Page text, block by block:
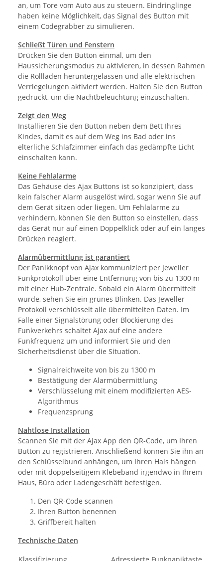
an, um Tore vom Auto aus zu steuern. Eindringlinge
haben keine Möglichkeit, das Signal des Button mit
einem Codegrabber zu simulieren.
Schließt Türen und Fenstern
Drücken Sie den Button einmal, um den
Haussicherungsmodus zu aktivieren, in dessen Rahmen
die Rollläden heruntergelassen und alle elektrischen
Verriegelungen aktiviert werden. Halten Sie den Button
gedrückt, um die Nachtbeleuchtung einzuschalten.
Zeigt den Weg
Installieren Sie den Button neben dem Bett Ihres
Kindes, damit es auf dem Weg ins Bad oder ins
elterliche Schlafzimmer einfach das gedämpfte Licht
einschalten kann.
Keine Fehlalarme
Das Gehäuse des Ajax Buttons ist so konzipiert, dass
kein falscher Alarm ausgelöst wird, sogar wenn Sie auf
dem Gerät sitzen oder liegen. Um Fehlalarme zu
verhindern, können Sie den Button so einstellen, dass
das Gerät nur auf einen Doppelklick oder auf ein langes
Drücken reagiert.
Alarmübermittlung ist garantiert
Der Panikknopf von Ajax kommuniziert per Jeweller
Funkprotokoll über eine Entfernung von bis zu 1300 m
mit einer Hub-Zentrale. Sobald ein Alarm übermittelt
wurde, sehen Sie ein grünes Blinken. Das Jeweller
Protokoll verschlüsselt alle übermittelten Daten. Im
Falle einer Signalstörung oder Blockierung des
Funkverkehrs schaltet Ajax auf eine andere
Funkfrequenz um und informiert Sie und den
Sicherheitsdienst über die Situation.
Signalreichweite von bis zu 1300 m
Bestätigung der Alarmübermittlung
Verschlüsselung mit einem modifizierten AES-
Algorithmus
Frequenzsprung
Nahtlose Installation
Scannen Sie mit der Ajax App den QR-Code, um Ihren
Button zu registrieren. Anschließend können Sie ihn an
den Schlüsselbund anhängen, um Ihren Hals hängen
oder mit doppelseitigem Klebeband irgendwo in Ihrem
Haus, Büro oder Ladengeschäft befestigen.
Den QR-Code scannen
Ihren Button benennen
Griffbereit halten
Technische Daten